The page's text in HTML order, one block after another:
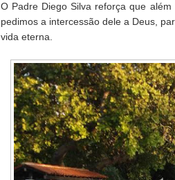
O Padre Diego Silva reforça que
pedimos a intercessão dele a Deus,
vida eterna.